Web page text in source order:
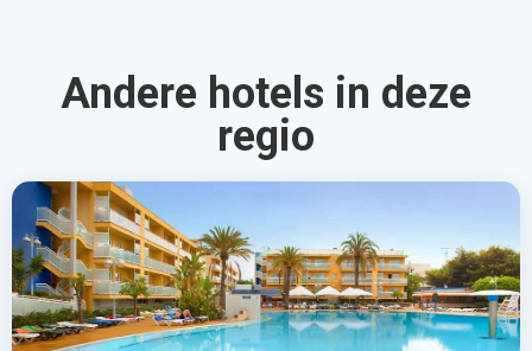
Andere hotels in deze
regio